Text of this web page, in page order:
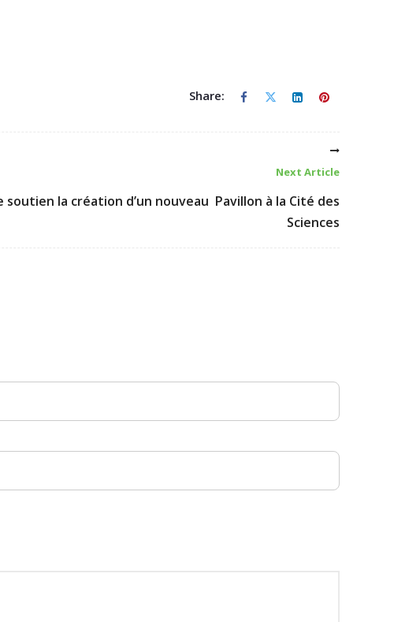
Share:
Next Article
soutien la création d’un nouveau Pavillon à la Cité des
Sciences